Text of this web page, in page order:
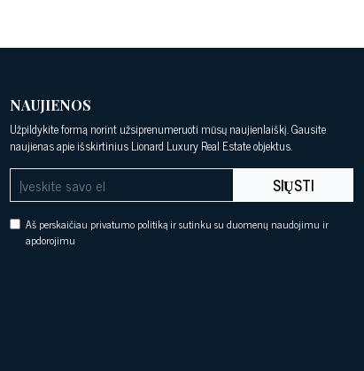
NAUJIENOS
Užpildykite formą norint užsiprenumeruoti mūsų naujienlaiškį. Gausite
naujienas apie išskirtinius Lionard Luxury Real Estate objektus.
SIŲSTI
Aš perskaičiau privatumo politiką ir sutinku su duomenų naudojimu ir
apdorojimu